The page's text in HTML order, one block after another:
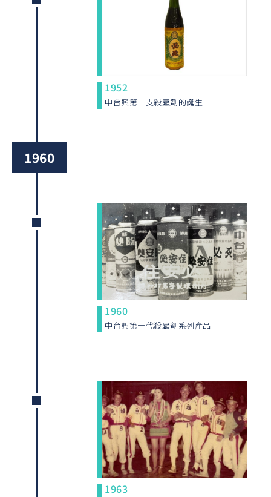
1952
中台興第一支殺蟲劑的誕生
1960
1960
中台興第一代殺蟲劑系列產品
1963